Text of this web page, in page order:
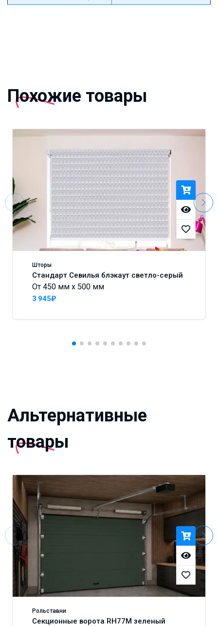
Похожие товары
Шторы
Стандарт Севилья блэкаут светло-серый
От 450 мм x 500 мм
3 945₽
Альтернативные
товары
Рольставни
Секционные ворота RH77M зеленый